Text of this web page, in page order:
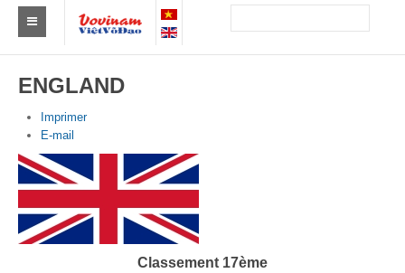
Europe
Afrique
Amérique
ENGLAND
Imprimer
E-mail
Classement 17ème